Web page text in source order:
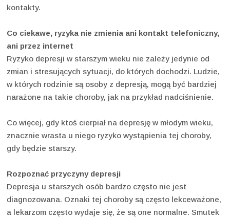
kontakty.
Co ciekawe, ryzyka nie zmienia ani kontakt telefoniczny,
ani przez internet
Ryzyko depresji w starszym wieku nie zależy jedynie od
zmian i stresujących sytuacji, do których dochodzi. Ludzie,
w których rodzinie są osoby z depresją, mogą być bardziej
narażone na takie choroby, jak na przykład nadciśnienie.
Co więcej, gdy ktoś cierpiał na depresję w młodym wieku,
znacznie wrasta u niego ryzyko wystąpienia tej choroby,
gdy będzie starszy.
Rozpoznać przyczyny depresji
Depresja u starszych osób bardzo często nie jest
diagnozowana. Oznaki tej choroby są często lekceważone,
a lekarzom często wydaje się, że są one normalne. Smutek